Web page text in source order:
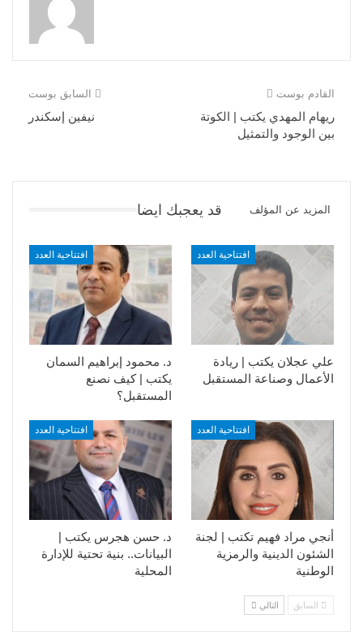
السابق بوست
نيفين إسكندر
القادم بوست
ريهام المهدي يكتب | الكوتة
بين الوجود والتمثيل
قد يعجبك ايضا المزيد عن المؤلف
افتتاحية العدد
د. محمود إبراهيم السمان
يكتب | كيف نصنع
المستقبل؟
افتتاحية العدد
علي عجلان يكتب | ريادة
الأعمال وصناعة المستقبل
افتتاحية العدد
د. حسن هجرس يكتب |
البيانات.. بنية تحتية للإدارة
المحلية
افتتاحية العدد
أنجي مراد فهيم تكتب | لجنة
الشئون الدينية والرمزية
الوطنية
السابق التالي